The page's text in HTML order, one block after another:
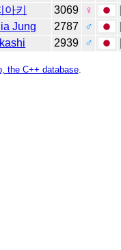
키 3069 ♀
Jung 2787 ♂
2939 ♂
the C++ database.